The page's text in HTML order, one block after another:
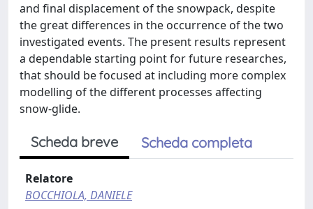
and final displacement of the snowpack, despite
the great differences in the occurrence of the two
investigated events. The present results represent
a dependable starting point for future researches,
that should be focused at including more complex
modelling of the different processes affecting
snow-glide.
Scheda breve Scheda completa
Relatore
BOCCHIOLA, DANIELE